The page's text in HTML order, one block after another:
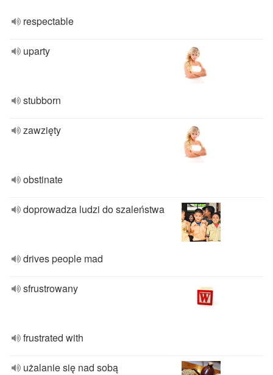
respectable
uparty
stubborn
zawzięty
obstinate
doprowadza ludzi do szaleństwa
drives people mad
sfrustrowany
frustrated with
użalanie się nad sobą